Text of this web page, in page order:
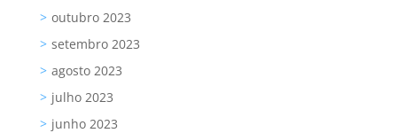
outubro 2023
setembro 2023
agosto 2023
julho 2023
junho 2023